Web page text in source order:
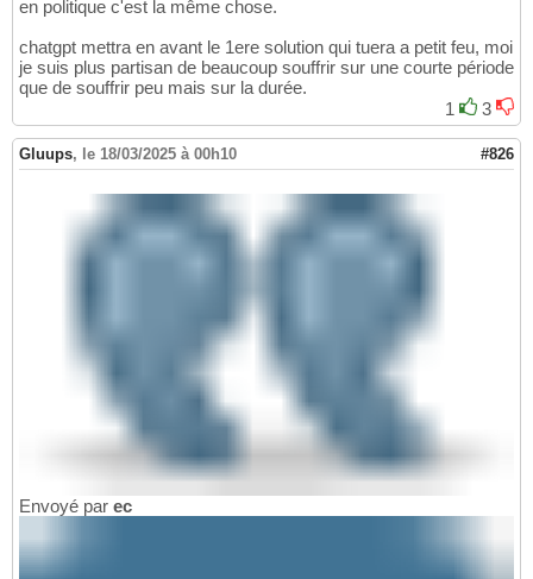
en politique c'est la même chose.
chatgpt mettra en avant le 1ere solution qui tuera a petit feu, moi
je suis plus partisan de beaucoup souffrir sur une courte période
que de souffrir peu mais sur la durée.
1
3
Gluups, le 18/03/2025 à 00h10 #826
Envoyé par ec